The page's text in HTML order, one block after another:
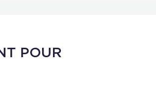
POUR